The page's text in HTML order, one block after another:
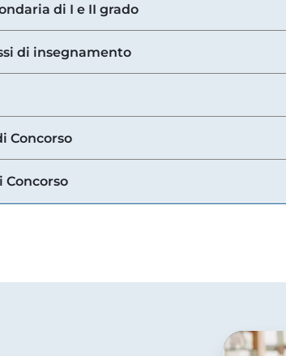
di I e II grado
di insegnamento
Concorso
Concorso